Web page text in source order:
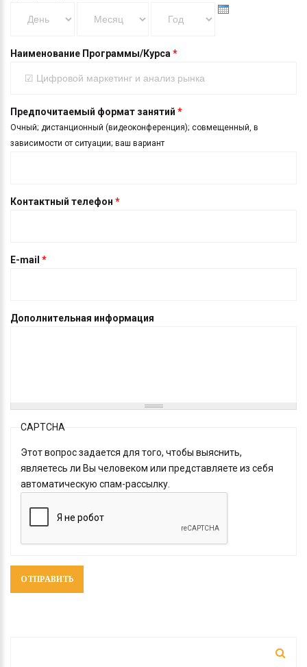
Наименование Программы/Курса *
Предпочитаемый формат занятий *
Очный; дистанционный (видеоконференция); совмещенный, в
зависимости от ситуации; ваш вариант
Контактный телефон *
E-mail *
Дополнительная информация
CAPTCHA
Этот вопрос задается для того, чтобы выяснить,
являетесь ли Вы человеком или представляете из себя
автоматическую спам-рассылку.